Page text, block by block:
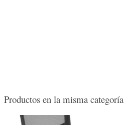
Productos en la misma categoría